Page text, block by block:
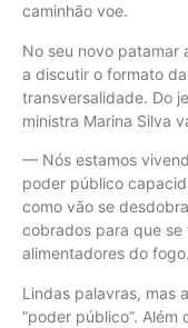
caminhão voe.
No seu novo patamar
a discutir o formato
transversalidade. Do
ministra Marina Silva
— Nós estamos
poder público
como vão se
cobrados para que
alimentadores do fogo.
Lindas palavras, mas
“poder público”.